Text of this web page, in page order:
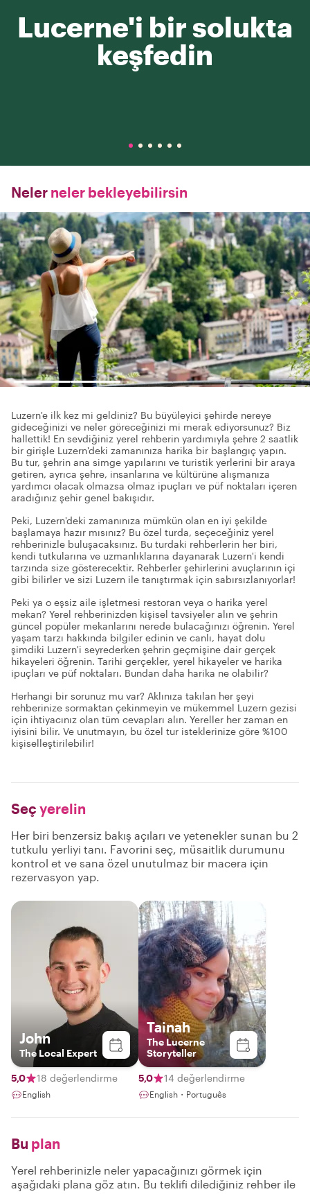
Lucerne'i bir solukta
keşfedin
Neler neler bekleyebilirsin
Luzern'e ilk kez mi geldiniz? Bu büyüleyici şehirde nereye
gideceğinizi ve neler göreceğinizi mi merak ediyorsunuz? Biz
hallettik! En sevdiğiniz yerel rehberin yardımıyla şehre 2 saatlik
bir girişle Luzern'deki zamanınıza harika bir başlangıç yapın.
Bu tur, şehrin ana simge yapılarını ve turistik yerlerini bir araya
getiren, ayrıca şehre, insanlarına ve kültürüne alışmanıza
yardımcı olacak olmazsa olmaz ipuçları ve püf noktaları içeren
aradığınız şehir genel bakışıdır.
Peki, Luzern'deki zamanınıza mümkün olan en iyi şekilde
başlamaya hazır mısınız? Bu özel turda, seçeceğiniz yerel
rehberinizle buluşacaksınız. Bu turdaki rehberlerin her biri,
kendi tutkularına ve uzmanlıklarına dayanarak Luzern'i kendi
tarzında size gösterecektir. Rehberler şehirlerini avuçlarının içi
gibi bilirler ve sizi Luzern ile tanıştırmak için sabırsızlanıyorlar!
Peki ya o eşsiz aile işletmesi restoran veya o harika yerel
mekan? Yerel rehberinizden kişisel tavsiyeler alın ve şehrin
güncel popüler mekanlarını nerede bulacağınızı öğrenin. Yerel
yaşam tarzı hakkında bilgiler edinin ve canlı, hayat dolu
şimdiki Luzern'i seyrederken şehrin geçmişine dair gerçek
hikayeleri öğrenin. Tarihi gerçekler, yerel hikayeler ve harika
ipuçları ve püf noktaları. Bundan daha harika ne olabilir?
Herhangi bir sorunuz mu var? Aklınıza takılan her şeyi
rehberinize sormaktan çekinmeyin ve mükemmel Luzern gezisi
için ihtiyacınız olan tüm cevapları alın. Yereller her zaman en
iyisini bilir. Ve unutmayın, bu özel tur isteklerinize göre %100
kişiselleştirilebilir!
Seç yerelin
Her biri benzersiz bakış açıları ve yetenekler sunan bu 2
tutkulu yerliyi tanı. Favorini seç, müsaitlik durumunu
kontrol et ve sana özel unutulmaz bir macera için
rezervasyon yap.
John
The Local Expert
5,0 18 değerlendirme
English
Tainah
The Lucerne
Storyteller
5,0 14 değerlendirme
English・Português
Bu plan
Yerel rehberinizle neler yapacağınızı görmek için
aşağıdaki plana göz atın. Bu teklifi dilediğiniz rehber ile